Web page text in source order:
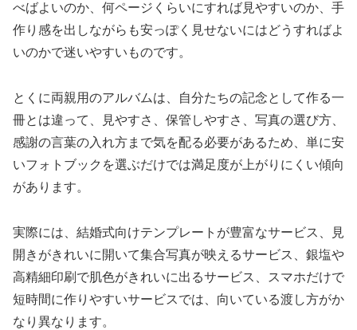
べばよいのか、何ページくらいにすれば見やすいのか、手
作り感を出しながらも安っぽく見せないにはどうすればよ
いのかで迷いやすいものです。
とくに両親用のアルバムは、自分たちの記念として作る一
冊とは違って、見やすさ、保管しやすさ、写真の選び方、
感謝の言葉の入れ方まで気を配る必要があるため、単に安
いフォトブックを選ぶだけでは満足度が上がりにくい傾向
があります。
実際には、結婚式向けテンプレートが豊富なサービス、見
開きがきれいに開いて集合写真が映えるサービス、銀塩や
高精細印刷で肌色がきれいに出るサービス、スマホだけで
短時間に作りやすいサービスでは、向いている渡し方がか
なり異なります。